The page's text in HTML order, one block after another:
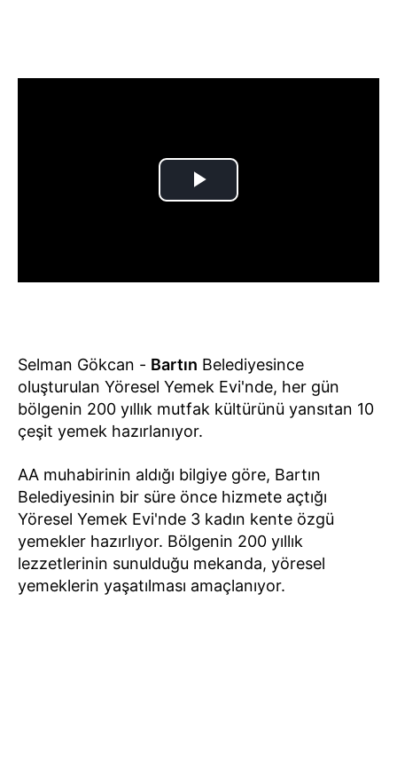
Selman Gökcan - Bartın Belediyesince
oluşturulan Yöresel Yemek Evi'nde, her gün
bölgenin 200 yıllık mutfak kültürünü yansıtan 10
çeşit yemek hazırlanıyor.
AA muhabirinin aldığı bilgiye göre, Bartın
Belediyesinin bir süre önce hizmete açtığı
Yöresel Yemek Evi'nde 3 kadın kente özgü
yemekler hazırlıyor. Bölgenin 200 yıllık
lezzetlerinin sunulduğu mekanda, yöresel
yemeklerin yaşatılması amaçlanıyor.